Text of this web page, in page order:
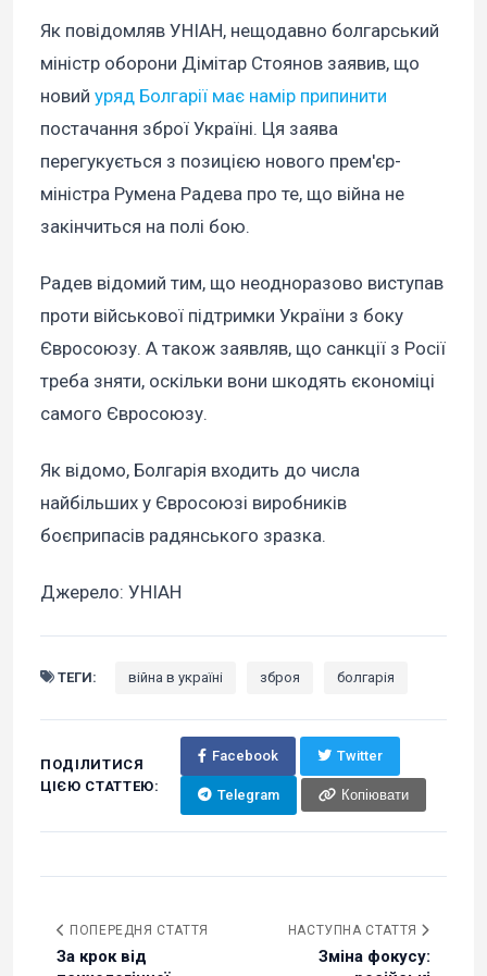
Як повідомляв УНІАН, нещодавно болгарський
міністр оборони Дімітар Стоянов заявив, що
новий уряд Болгарії має намір припинити
постачання зброї Україні. Ця заява
перегукується з позицією нового прем'єр-
міністра Румена Радева про те, що війна не
закінчиться на полі бою.
Радев відомий тим, що неодноразово виступав
проти військової підтримки України з боку
Євросоюзу. А також заявляв, що санкції з Росії
треба зняти, оскільки вони шкодять єкономіці
самого Євросоюзу.
Як відомо, Болгарія входить до числа
найбільших у Євросоюзі виробників
боєприпасів радянського зразка.
Джерело: УНІАН
ТЕГИ: війна в україні зброя болгарія
ПОДІЛИТИСЯ
ЦІЄЮ СТАТТЕЮ:
Facebook Twitter
Telegram Копіювати
ПОПЕРЕДНЯ СТАТТЯ
За крок від
НАСТУПНА СТАТТЯ
Зміна фокусу: